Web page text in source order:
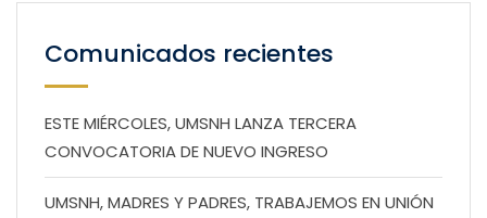
Comunicados recientes
ESTE MIÉRCOLES, UMSNH LANZA TERCERA
CONVOCATORIA DE NUEVO INGRESO
UMSNH, MADRES Y PADRES, TRABAJEMOS EN UNIÓN